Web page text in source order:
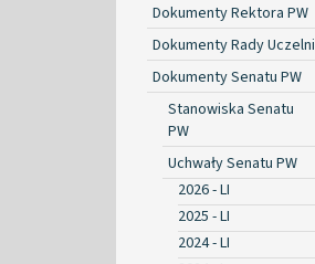
Dokumenty Rektora PW
Dokumenty Rady Uczelni
Dokumenty Senatu PW
Stanowiska Senatu
PW
Uchwały Senatu PW
2026 - LI
2025 - LI
2024 - LI